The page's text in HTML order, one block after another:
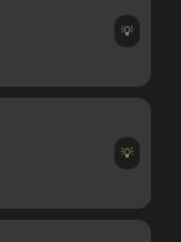
💡
💡